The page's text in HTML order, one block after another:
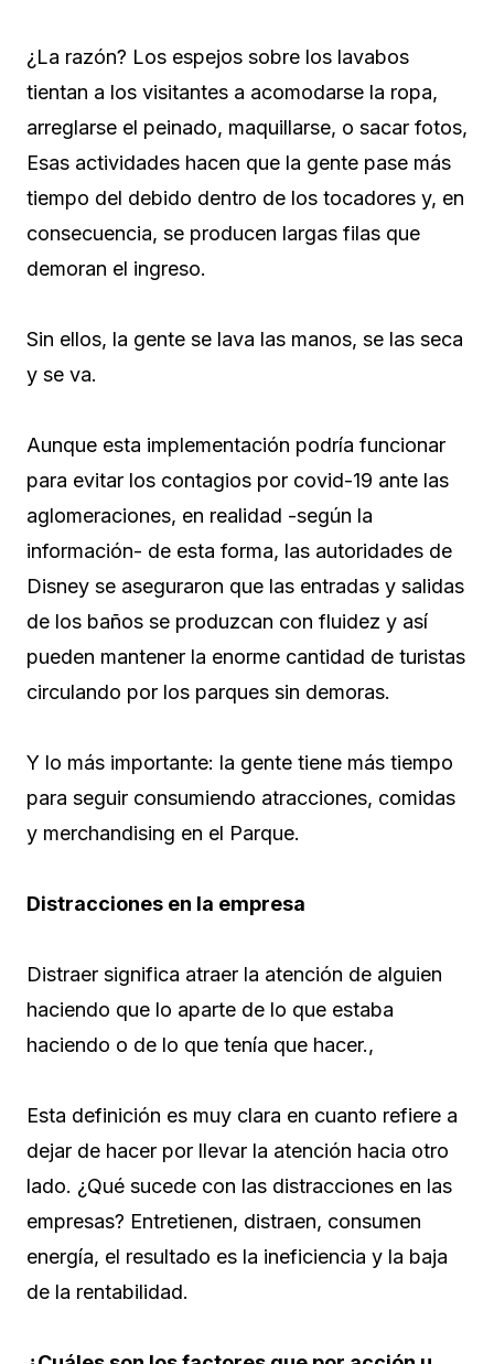
¿La razón? Los espejos sobre los lavabos
tientan a los visitantes a acomodarse la ropa,
arreglarse el peinado, maquillarse, o sacar fotos,
Esas actividades hacen que la gente pase más
tiempo del debido dentro de los tocadores y, en
consecuencia, se producen largas filas que
demoran el ingreso.
Sin ellos, la gente se lava las manos, se las seca
y se va.
Aunque esta implementación podría funcionar
para evitar los contagios por covid-19 ante las
aglomeraciones, en realidad -según la
información- de esta forma, las autoridades de
Disney se aseguraron que las entradas y salidas
de los baños se produzcan con fluidez y así
pueden mantener la enorme cantidad de turistas
circulando por los parques sin demoras.
Y lo más importante: la gente tiene más tiempo
para seguir consumiendo atracciones, comidas
y merchandising en el Parque.
Distracciones en la empresa
Distraer significa atraer la atención de alguien
haciendo que lo aparte de lo que estaba
haciendo o de lo que tenía que hacer.,
Esta definición es muy clara en cuanto refiere a
dejar de hacer por llevar la atención hacia otro
lado. ¿Qué sucede con las distracciones en las
empresas? Entretienen, distraen, consumen
energía, el resultado es la ineficiencia y la baja
de la rentabilidad.